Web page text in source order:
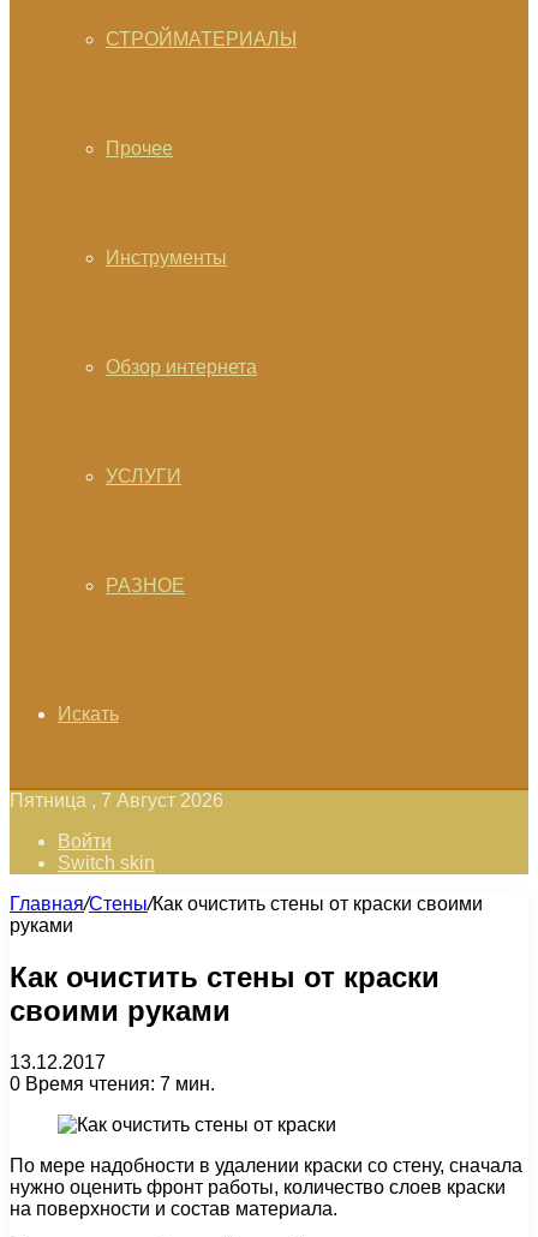
СТРОЙМАТЕРИАЛЫ
Прочее
Инструменты
Обзор интернета
УСЛУГИ
РАЗНОЕ
Искать
Пятница , 7 Август 2026
Войти
Switch skin
Главная/Стены/Как очистить стены от краски своими
руками
Как очистить стены от краски
своими руками
13.12.2017
0 Время чтения: 7 мин.
По мере надобности в удалении краски со стену, сначала
нужно оценить фронт работы, количество слоев краски
на поверхности и состав материала.